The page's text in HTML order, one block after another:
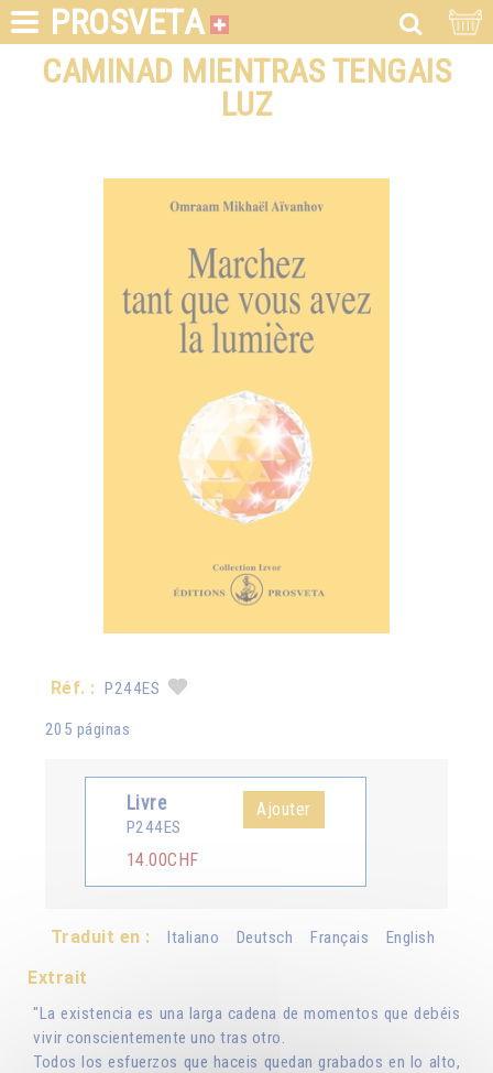
PROSVETA
CAMINAD MIENTRAS TENGAIS
LUZ
Réf. : P244ES
205 páginas
Livre
P244ES
14.00CHF
Ajouter
Traduit en : Italiano Deutsch Français English
Extrait
"La existencia es una larga cadena de momentos que debéis
vivir conscientemente uno tras otro.
Todos los esfuerzos que haceis quedan grabados en lo alto,